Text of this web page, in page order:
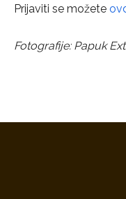
Prijaviti se možete
Fotografije: Papuk